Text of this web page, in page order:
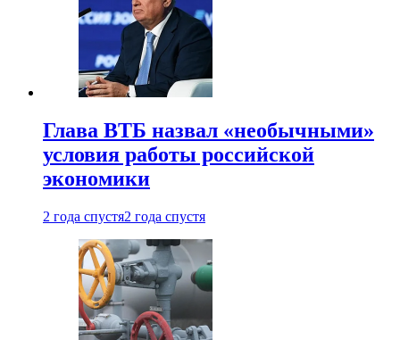
Глава ВТБ назвал «необычными»
условия работы российской
экономики
2 года спустя2 года спустя